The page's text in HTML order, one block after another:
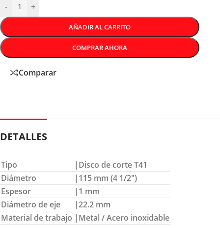
- +
AÑADIR AL CARRITO
COMPRAR AHORA
Comparar
DETALLES
Tipo
|Disco de corte T41
Diámetro
|115 mm (4 1/2″)
Espesor
|1 mm
Diámetro de eje
|22.2 mm
Material de trabajo |Metal / Acero inoxidable